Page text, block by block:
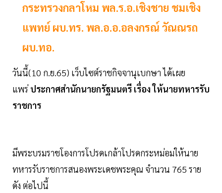
กระทรวงกลาโหม พล.ร.อ.เชิงชาย ชมเชิง
แพทย์ ผบ.ทร. พล.อ.อ.อลงกรณ์ วัณณรถ
ผบ.ทอ.
วันนี้(10 ก.ย.65) เว็บไซต์ราชกิจจานุเบกษา ได้เผย
แพร่ ประกาศสํานักนายกรัฐมนตรี เรื่อง ให้นายทหารรับ
ราชการ
มีพระบรมราชโองการโปรดเกล้าโปรดกระหม่อมให้นาย
ทหารรับราชการสนองพระเดชพระคุณ จำนวน 765 ราย
ดัง ต่อไปนี้